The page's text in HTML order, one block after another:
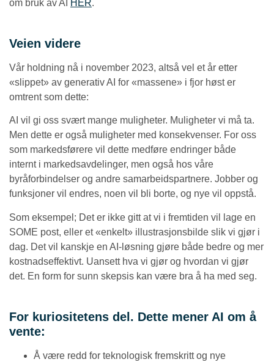
om bruk av AI HER.
Veien videre
Vår holdning nå i november 2023, altså vel et år etter
«slippet» av generativ AI for «massene» i fjor høst er
omtrent som dette:
AI vil gi oss svært mange muligheter. Muligheter vi må ta.
Men dette er også muligheter med konsekvenser. For oss
som markedsførere vil dette medføre endringer både
internt i markedsavdelinger, men også hos våre
byråforbindelser og andre samarbeidspartnere. Jobber og
funksjoner vil endres, noen vil bli borte, og nye vil oppstå.
Som eksempel; Det er ikke gitt at vi i fremtiden vil lage en
SOME post, eller et «enkelt» illustrasjonsbilde slik vi gjør i
dag. Det vil kanskje en AI-løsning gjøre både bedre og mer
kostnadseffektivt. Uansett hva vi gjør og hvordan vi gjør
det. En form for sunn skepsis kan være bra å ha med seg.
For kuriositetens del. Dette mener AI om å
vente:
Å være redd for teknologisk fremskritt og nye